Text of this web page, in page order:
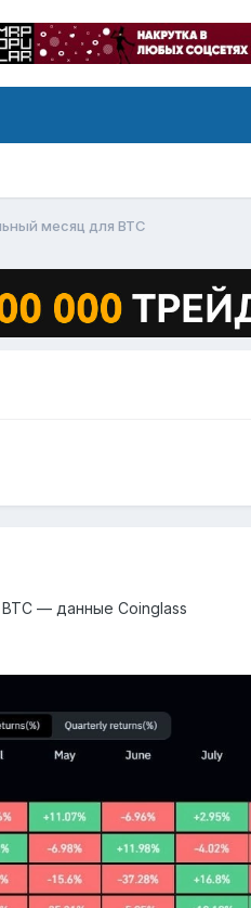
месяц для BTC
— данные Coinglass